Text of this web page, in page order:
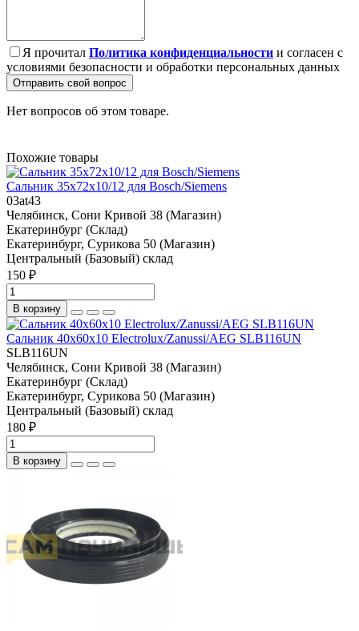
Я прочитал Политика конфиденциальности и согласен с
условиями безопасности и обработки персональных данных
Отправить свой вопрос
Нет вопросов об этом товаре.
Похожие товары
Сальник 35x72x10/12 для Bosch/Siemens
03at43
Челябинск, Сони Кривой 38 (Магазин)
Екатеринбург (Склад)
Екатеринбург, Сурикова 50 (Магазин)
Центральный (Базовый) склад
150 ₽
В корзину
Сальник 40x60x10 Electrolux/Zanussi/AEG SLB116UN
SLB116UN
Челябинск, Сони Кривой 38 (Магазин)
Екатеринбург (Склад)
Екатеринбург, Сурикова 50 (Магазин)
Центральный (Базовый) склад
180 ₽
В корзину